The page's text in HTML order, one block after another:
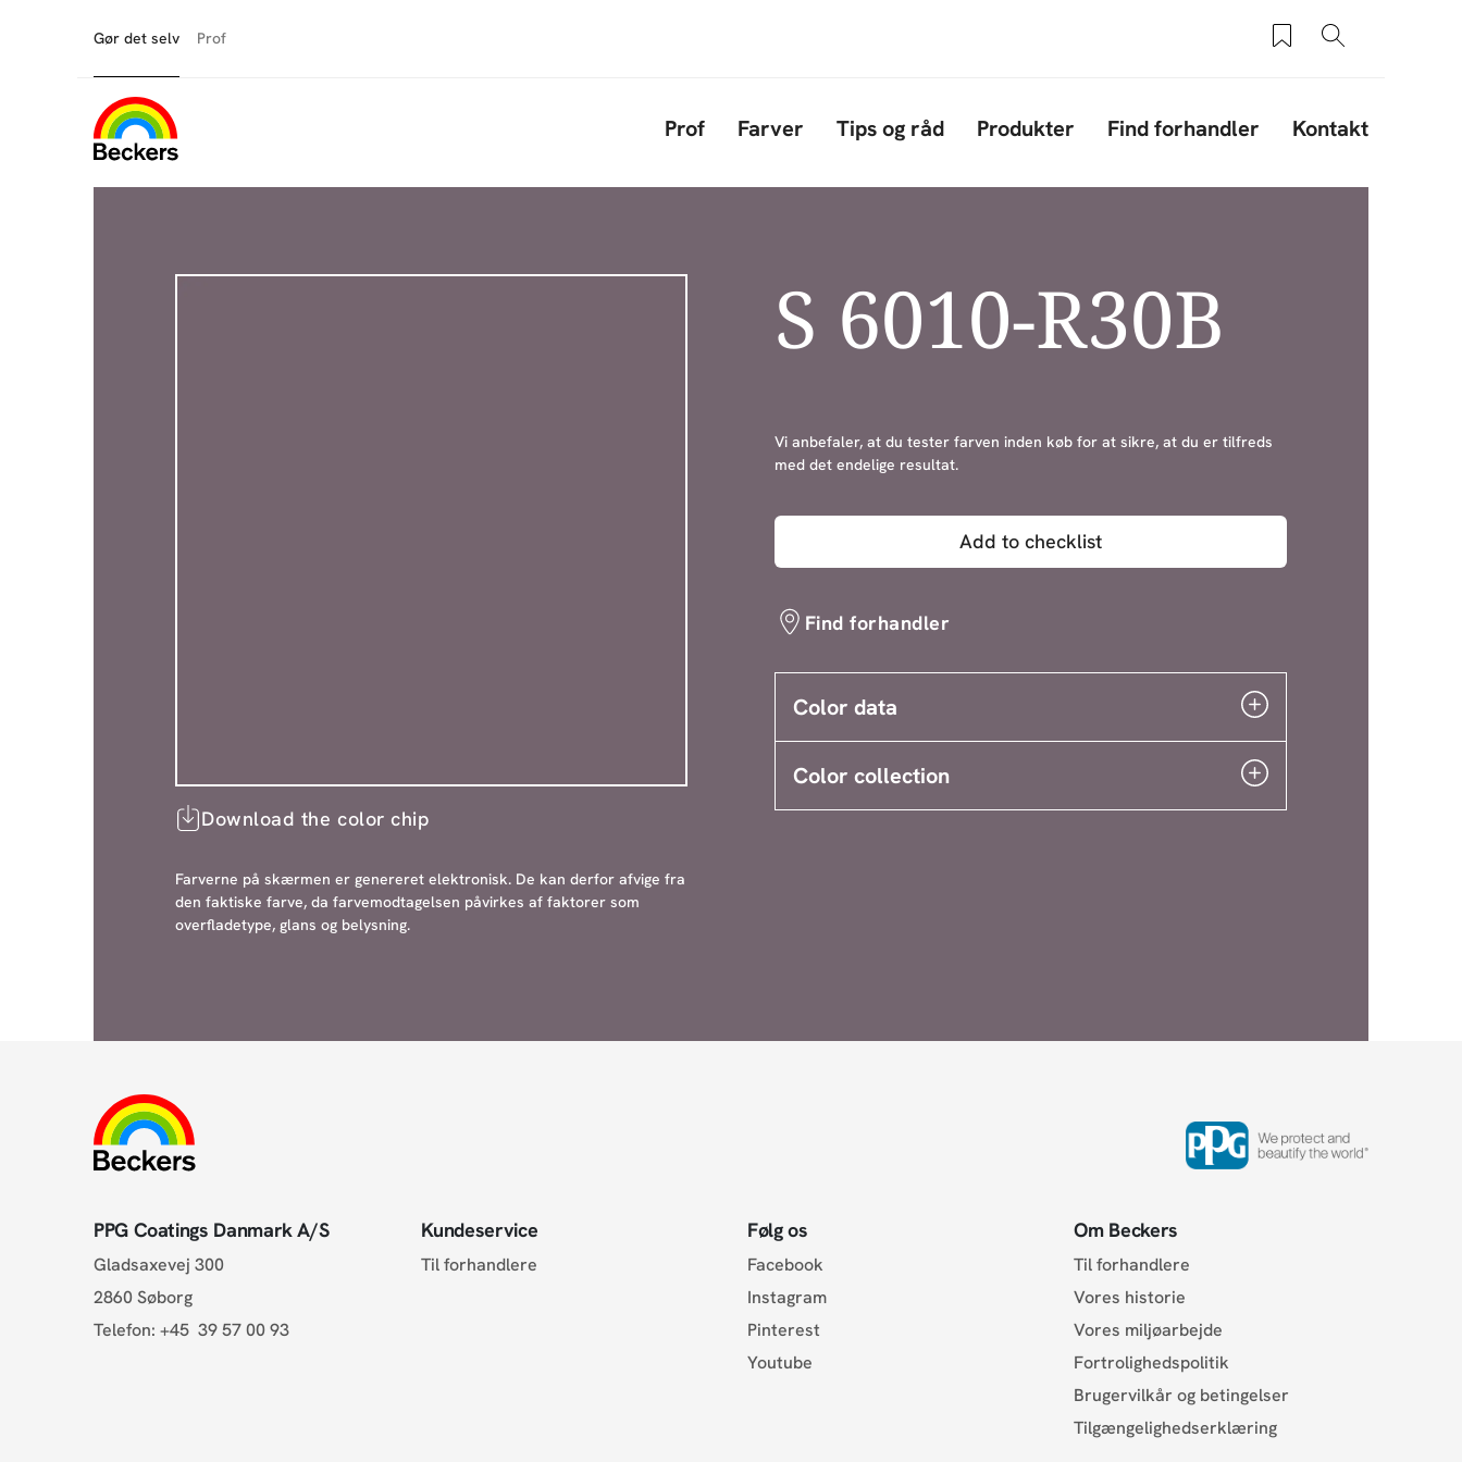
Gør det selv Prof Saved products
Søg
Prof Farver Tips og råd Produkter Find forhandler Kontakt
S 6010-R30B
Download the color chip
Farverne på skærmen er genereret elektronisk. De kan derfor afvige fra
den faktiske farve, da farvemodtagelsen påvirkes af faktorer som
overfladetype, glans og belysning.
Vi anbefaler, at du tester farven inden køb for at sikre, at du er tilfreds
med det endelige resultat.
Add to checklist
Find forhandler
Color data
Color collection
PPG Coatings Danmark A/S
Gladsaxevej 300
2860 Søborg
Telefon:+45 39 57 00 93
Kundeservice
Til forhandlere
Følg os
Facebook
Instagram
Pinterest
Youtube
Om Beckers
Til forhandlere
Vores historie
Vores miljøarbejde
Fortrolighedspolitik
Brugervilkår og betingelser
Tilgængelighedserklæring